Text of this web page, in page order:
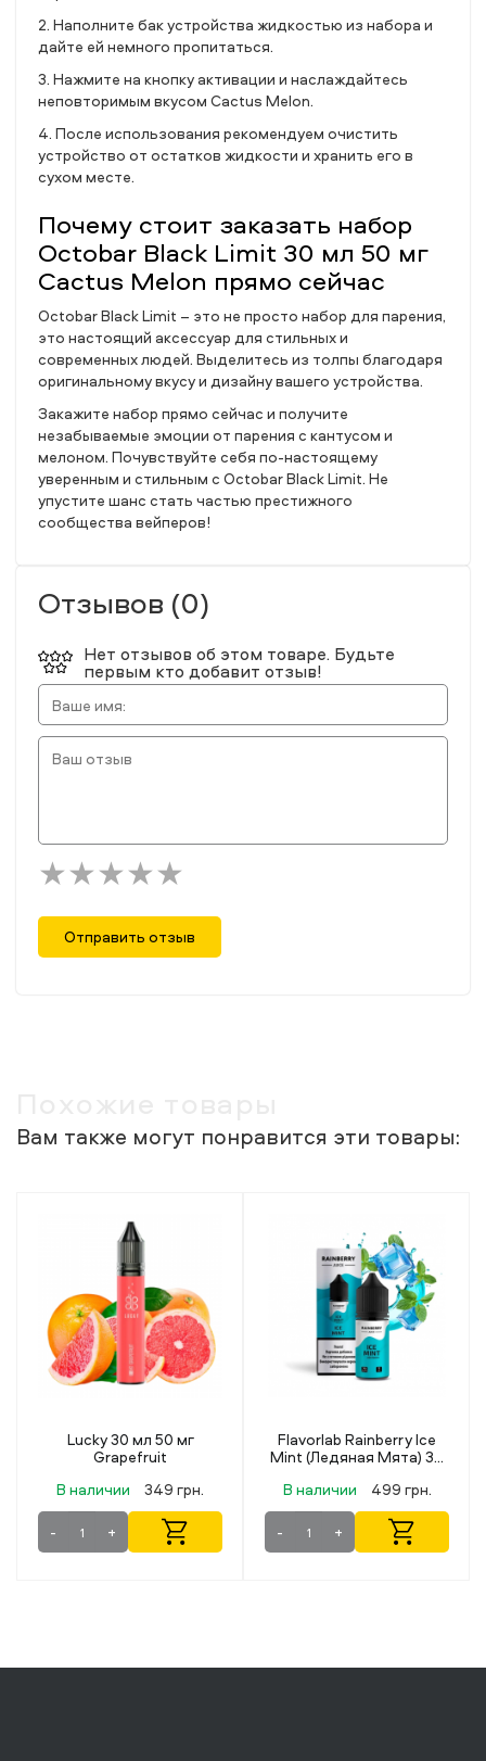
2. Наполните бак устройства жидкостью из набора и
дайте ей немного пропитаться.
3. Нажмите на кнопку активации и наслаждайтесь
неповторимым вкусом Cactus Melon.
4. После использования рекомендуем очистить
устройство от остатков жидкости и хранить его в
сухом месте.
Почему стоит заказать набор
Octobar Black Limit 30 мл 50 мг
Cactus Melon прямо сейчас
Octobar Black Limit – это не просто набор для парения,
это настоящий аксессуар для стильных и
современных людей. Выделитесь из толпы благодаря
оригинальному вкусу и дизайну вашего устройства.
Закажите набор прямо сейчас и получите
незабываемые эмоции от парения с кантусом и
мелоном. Почувствуйте себя по-настоящему
уверенным и стильным с Octobar Black Limit. Не
упустите шанс стать частью престижного
сообщества вейперов!
Отзывов (0)
Нет отзывов об этом товаре. Будьте
первым кто добавит отзыв!
Отправить отзыв
Вам также могут понравится эти товары:
Flavorlab Rainberry Ice
Mint (Ледяная Мята) 30
В наличии 499 грн.
- +
Lucky 30 мл 50 мг Pink
Lemonade
В наличии
349 грн.
- +